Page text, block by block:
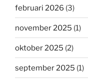
februari 2026 (3)
november 2025 (1)
oktober 2025 (2)
september 2025 (1)